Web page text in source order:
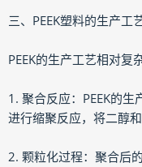
三、PEEK塑料的生产工
PEEK的生产工艺相对复
1. 聚合反应：PEEK的
进行缩聚反应，将二醇
2. 颗粒化过程：聚合后